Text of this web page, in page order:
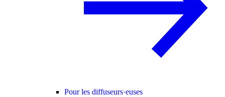
Pour les diffuseurs·euses